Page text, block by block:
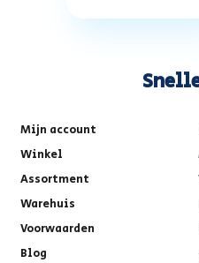
Mijn account
Winkel
Assortment
Warehuis
Voorwaarden
Blog